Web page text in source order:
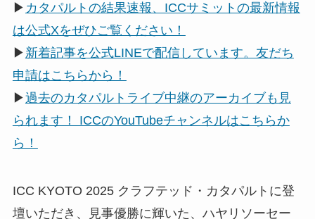
▶ カタパルトの結果速報、ICCサミットの最新情報
は公式Xをぜひご覧ください！
▶ 新着記事を公式LINEで配信しています。友だち
申請はこちらから！
▶過去のカタパルトライブ中継のアーカイブも見
られます！ ICCのYouTubeチャンネルはこちらか
ら！
ICC KYOTO 2025 クラフテッド・カタパルトに登
壇いただき、見事優勝に輝いた、ハヤリソーセー